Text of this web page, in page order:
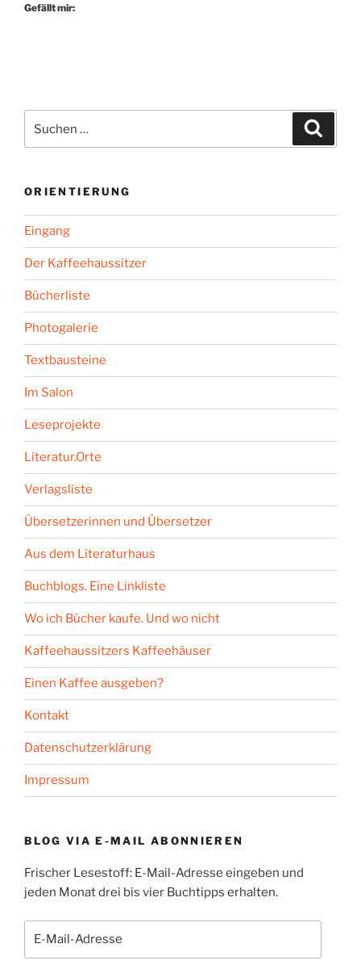
Gefällt mir:
nach:
ORIENTIERUNG
Eingang
Der Kaffeehaussitzer
Bücherliste
Photogalerie
Textbausteine
Im Salon
Leseprojekte
Literatur.Orte
Verlagsliste
Übersetzerinnen und Übersetzer
Aus dem Literaturhaus
Buchblogs. Eine Linkliste
Wo ich Bücher kaufe. Und wo nicht
Kaffeehaussitzers Kaffeehäuser
Einen Kaffee ausgeben?
Kontakt
Datenschutzerklärung
Impressum
BLOG VIA E-MAIL ABONNIEREN
Frischer Lesestoff: E-Mail-Adresse eingeben und
jeden Monat drei bis vier Buchtipps erhalten.